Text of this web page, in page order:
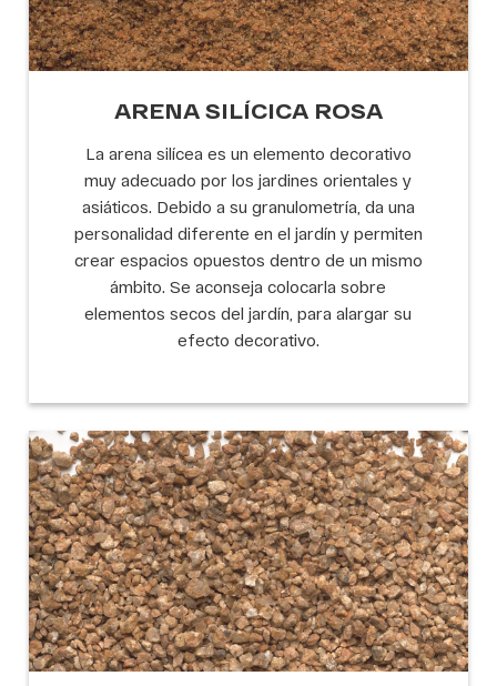
ARENA SILÍCICA ROSA
La arena silícea es un elemento decorativo
muy adecuado por los jardines orientales y
asiáticos. Debido a su granulometría, da una
personalidad diferente en el jardín y permiten
crear espacios opuestos dentro de un mismo
ámbito. Se aconseja colocarla sobre
elementos secos del jardín, para alargar su
efecto decorativo.